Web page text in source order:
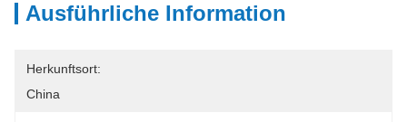
Ausführliche Information
Herkunftsort:
China